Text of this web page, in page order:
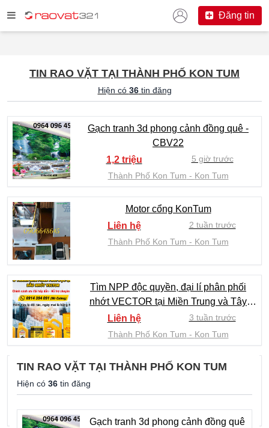
Đăng tin
TIN RAO VẶT TẠI THÀNH PHỐ KON TUM
Hiện có 36tin đăng
Gạch tranh 3d phong cảnh đồng quê -
CBV22
1,2 triệu
5 giờ trước
Thành Phố Kon Tum
Kon Tum
Motor cổng KonTum
Liên hệ
2 tuần trước
Thành Phố Kon Tum
Kon Tum
Tìm NPP độc quyền, đại lí phân phối
nhớt VECTOR tại Miền Trung và Tây
Liên hệ
3 tuần trước
Thành Phố Kon Tum
Kon Tum
Nhớt xe máy VECTOR KNUS 15W-40
chính hãng, giao hàng nhanh tại KonTum
1 tháng trước
Kon Tum
TIN RAO VẶT TẠI THÀNH PHỐ KON TUM
Hiện có 36 tin đăng
Gạch tranh 3d phong cảnh đồng quê